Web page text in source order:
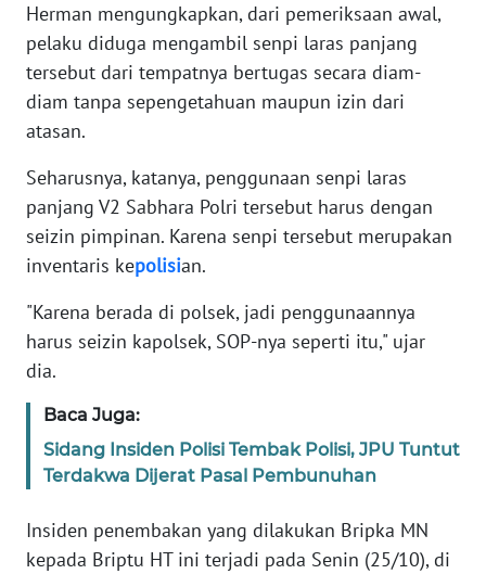
Herman mengungkapkan, dari pemeriksaan awal,
pelaku diduga mengambil senpi laras panjang
tersebut dari tempatnya bertugas secara diam-
diam tanpa sepengetahuan maupun izin dari
atasan.
Seharusnya, katanya, penggunaan senpi laras
panjang V2 Sabhara Polri tersebut harus dengan
seizin pimpinan. Karena senpi tersebut merupakan
inventaris kepolisian.
"Karena berada di polsek, jadi penggunaannya
harus seizin kapolsek, SOP-nya seperti itu," ujar
dia.
Baca Juga:
Sidang Insiden Polisi Tembak Polisi, JPU Tuntut
Terdakwa Dijerat Pasal Pembunuhan
Insiden penembakan yang dilakukan Bripka MN
kepada Briptu HT ini terjadi pada Senin (25/10), di
WN
JABAR
WN
BANTEN
WN
NTT
WN
WN
PAPUA
WN
PAPUA
BARAT
WN
RIAU